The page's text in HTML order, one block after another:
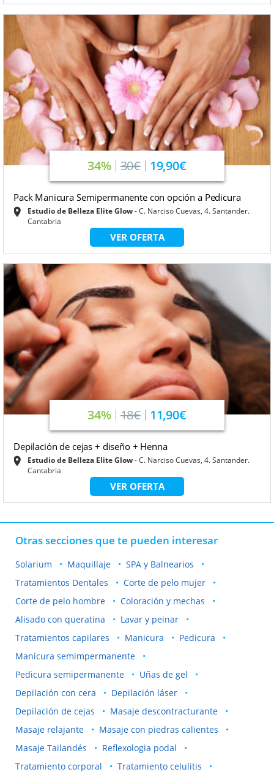
34% 30€ 19,90€
Pack Manicura Semipermanente con opción a Pedicura
Estudio de Belleza Elite Glow C. Narciso Cuevas, 4. Santander.
Cantabria
VER OFERTA
34% 18€ 11,90€
Depilación de cejas + diseño + Henna
Estudio de Belleza Elite Glow C. Narciso Cuevas, 4. Santander.
Cantabria
VER OFERTA
Otras secciones que te pueden interesar
Solarium Maquillaje
SPA y Balnearios
Tratamientos Dentales
Corte de pelo mujer
Corte de pelo hombre
Coloración y mechas
Alisado con queratina
Lavar y peinar
Tratamientos capilares
Manicura
Pedicura
Manicura semimpermanente
Pedicura semipermanente
Uñas de gel
Depilación con cera
Depilación láser
Depilación de cejas
Masaje descontracturante
Masaje relajante
Masaje con piedras calientes
Masaje Tailandés
Reflexologia podal
Tratamiento corporal
Tratamiento celulitis